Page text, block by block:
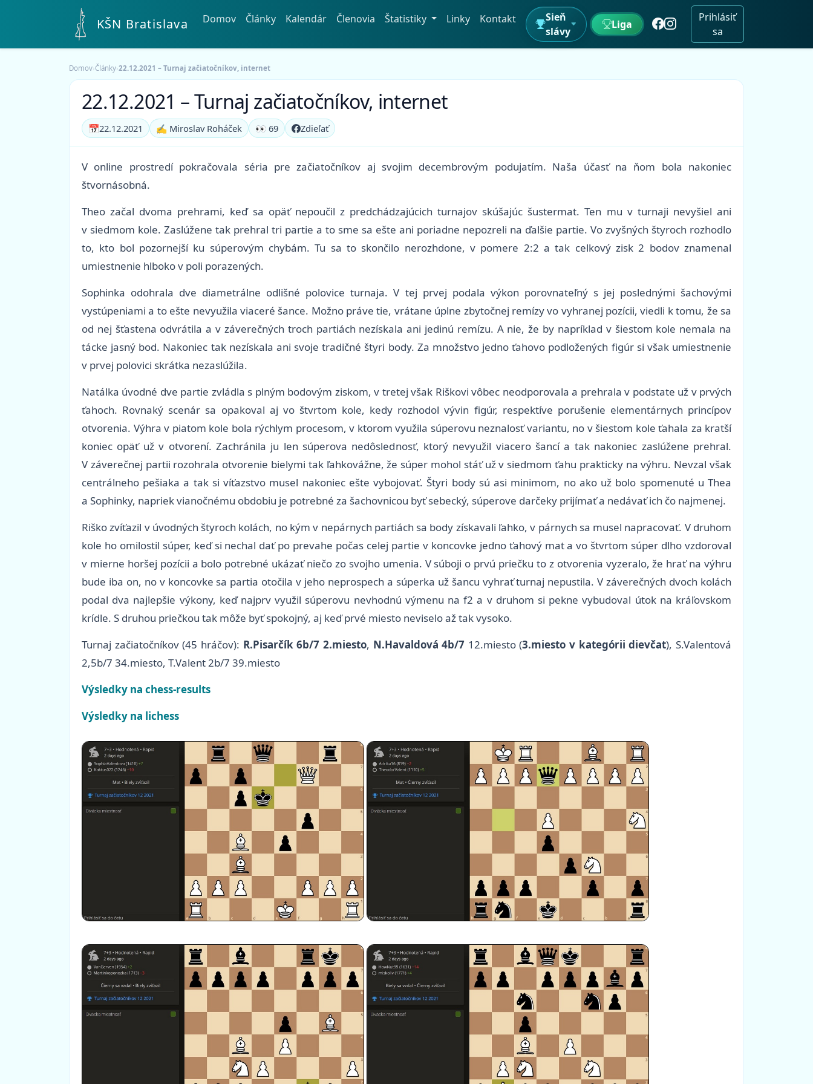
KŠN Bratislava Domov Články Kalendár Členovia Štatistiky Linky Kontakt
Sieň
slávy
Liga
Prihlásiť
sa
Domov›Články›22.12.2021 – Turnaj začiatočníkov, internet
22.12.2021 – Turnaj začiatočníkov, internet
📅22.12.2021 ✍️ Miroslav Roháček 👀 69 Zdieľať
V online prostredí pokračovala séria pre začiatočníkov aj svojim decembrovým podujatím. Naša účasť na ňom bola nakoniec
štvornásobná.
Theo začal dvoma prehrami, keď sa opäť nepoučil z predchádzajúcich turnajov skúšajúc šustermat. Ten mu v turnaji nevyšiel ani
v siedmom kole. Zaslúžene tak prehral tri partie a to sme sa ešte ani poriadne nepozreli na ďalšie partie. Vo zvyšných štyroch rozhodlo
to, kto bol pozornejší ku súperovým chybám. Tu sa to skončilo nerozhdone, v pomere 2:2 a tak celkový zisk 2 bodov znamenal
umiestnenie hlboko v poli porazených.
Sophinka odohrala dve diametrálne odlišné polovice turnaja. V tej prvej podala výkon porovnateľný s jej poslednými šachovými
vystúpeniami a to ešte nevyužila viaceré šance. Možno práve tie, vrátane úplne zbytočnej remízy vo vyhranej pozícii, viedli k tomu, že sa
od nej šťastena odvrátila a v záverečných troch partiách nezískala ani jedinú remízu. A nie, že by napríklad v šiestom kole nemala na
tácke jasný bod. Nakoniec tak nezískala ani svoje tradičné štyri body. Za množstvo jedno ťahovo podložených figúr si však umiestnenie
v prvej polovici skrátka nezaslúžila.
Natálka úvodné dve partie zvládla s plným bodovým ziskom, v tretej však Riškovi vôbec neodporovala a prehrala v podstate už v prvých
ťahoch. Rovnaký scenár sa opakoval aj vo štvrtom kole, kedy rozhodol vývin figúr, respektíve porušenie elementárnych princípov
otvorenia. Výhra v piatom kole bola rýchlym procesom, v ktorom využila súperovu neznalosť variantu, no v šiestom kole ťahala za kratší
koniec opäť už v otvorení. Zachránila ju len súperova nedôslednosť, ktorý nevyužil viacero šancí a tak nakoniec zaslúžene prehral.
V záverečnej partii rozohrala otvorenie bielymi tak ľahkovážne, že súper mohol stáť už v siedmom ťahu prakticky na výhru. Nevzal však
centrálneho pešiaka a tak si víťazstvo musel nakoniec ešte vybojovať. Štyri body sú asi minimom, no ako už bolo spomenuté u Thea
a Sophinky, napriek vianočnému obdobiu je potrebné za šachovnicou byť sebecký, súperove darčeky prijímať a nedávať ich čo najmenej.
Riško zvíťazil v úvodných štyroch kolách, no kým v nepárnych partiách sa body získavali ľahko, v párnych sa musel napracovať. V druhom
kole ho omilostil súper, keď si nechal dať po prevahe počas celej partie v koncovke jedno ťahový mat a vo štvrtom súper dlho vzdoroval
v mierne horšej pozícii a bolo potrebné ukázať niečo zo svojho umenia. V súboji o prvú priečku to z otvorenia vyzeralo, že hrať na výhru
bude iba on, no v koncovke sa partia otočila v jeho neprospech a súperka už šancu vyhrať turnaj nepustila. V záverečných dvoch kolách
podal dva najlepšie výkony, keď najprv využil súperovu nevhodnú výmenu na f2 a v druhom si pekne vybudoval útok na kráľovskom
krídle. S druhou priečkou tak môže byť spokojný, aj keď prvé miesto neviselo až tak vysoko.
Turnaj začiatočníkov (45 hráčov): R.Pisarčík 6b/7 2.miesto, N.Havaldová 4b/7 12.miesto(3.miesto v kategórii dievčat), S.Valentová
2,5b/7 34.miesto, T.Valent 2b/7 39.miesto
Výsledky na chess-results
Výsledky na lichess